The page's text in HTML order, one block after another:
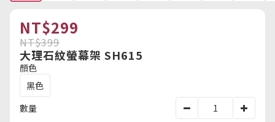
NT$299
NT$399
大理石紋螢幕架 SH615
顏色
黑色
數量